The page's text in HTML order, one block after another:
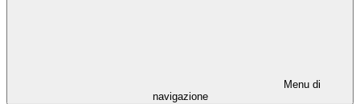
Menu di
navigazione